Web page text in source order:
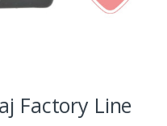
Factory Line